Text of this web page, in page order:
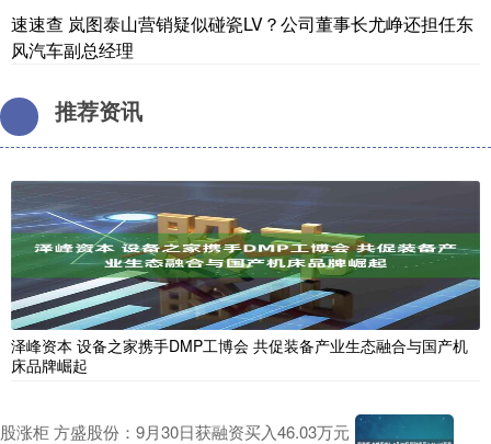
速速查 岚图泰山营销疑似碰瓷LV？公司董事长尤峥还担任东
风汽车副总经理
推荐资讯
泽峰资本 设备之家携手DMP工博会 共促装备产业生态融合与国产机
床品牌崛起
股涨柜 方盛股份：9月30日获融资买入46.03万元